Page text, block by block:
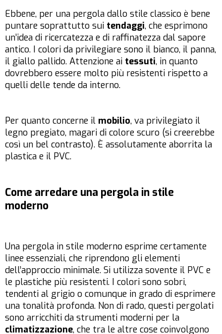
Ebbene, per una pergola dallo stile classico è bene
puntare soprattutto sui tendaggi, che esprimono
un’idea di ricercatezza e di raffinatezza dal sapore
antico. I colori da privilegiare sono il bianco, il panna,
il giallo pallido. Attenzione ai tessuti, in quanto
dovrebbero essere molto più resistenti rispetto a
quelli delle tende da interno.
Per quanto concerne il mobilio, va privilegiato il
legno pregiato, magari di colore scuro (si creerebbe
così un bel contrasto). È assolutamente aborrita la
plastica e il PVC.
Come arredare una pergola in stile
moderno
Una pergola in stile moderno esprime certamente
linee essenziali, che riprendono gli elementi
dell’approccio minimale. Si utilizza sovente il PVC e
le plastiche più resistenti. I colori sono sobri,
tendenti al grigio o comunque in grado di esprimere
una tonalità profonda. Non di rado, questi pergolati
sono arricchiti da strumenti moderni per la
climatizzazione, che tra le altre cose coinvolgono